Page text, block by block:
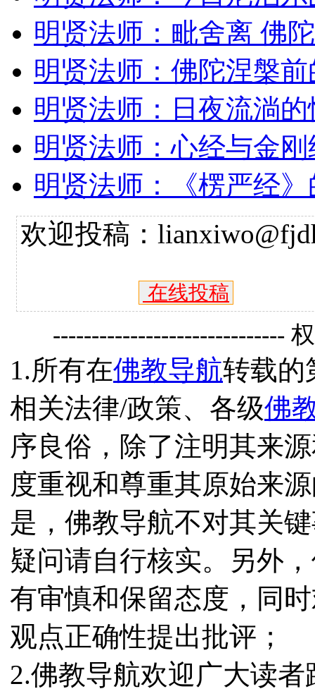
明贤法师：毗舍离 佛
明贤法师：佛陀涅槃
明贤法师：日夜流淌的
明贤法师：心经与金
明贤法师：《楞严经
欢迎投稿：
在线投稿
------------------------------
1.所有在佛教导航转载的
相关法律/政策、各级佛
序良俗，除了注明其来
度重视和尊重其原始来
是，佛教导航不对其关
疑问请自行核实。另外
有审慎和保留态度，同
观点正确性提出批评；
2.佛教导航欢迎广大读